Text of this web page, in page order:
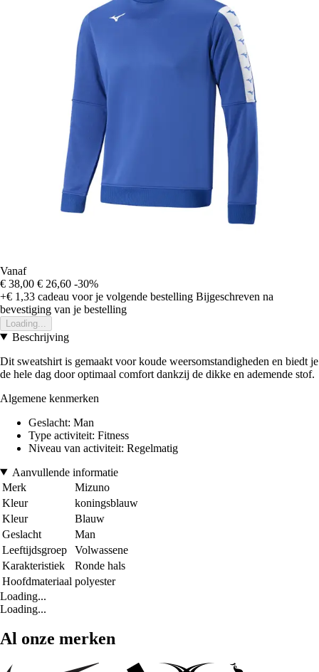
Vanaf
€ 38,00 € 26,60 -30%
+€ 1,33 cadeau voor je volgende bestelling Bijgeschreven na
bevestiging van je bestelling
Loading...
Beschrijving
Dit sweatshirt is gemaakt voor koude weersomstandigheden en biedt je
de hele dag door optimaal comfort dankzij de dikke en ademende stof.
Algemene kenmerken
Geslacht: Man
Type activiteit: Fitness
Niveau van activiteit: Regelmatig
Aanvullende informatie
Merk
Mizuno
Kleur
koningsblauw
Kleur
Blauw
Geslacht
Man
Leeftijdsgroep
Volwassene
Karakteristiek
Ronde hals
Hoofdmateriaal polyester
Loading...
Loading...
Al onze merken